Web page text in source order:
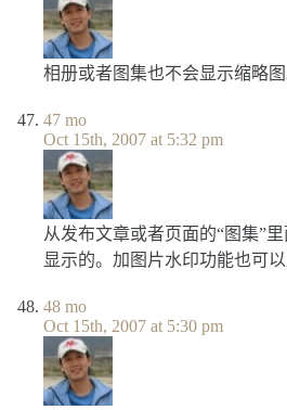
相册或者图集也不会显示缩略图
47 mo
Oct 15th, 2007 at 5:32 pm
从发布文章或者页面的“图集”
显示的。加图片水印功能也可
48 mo
Oct 15th, 2007 at 5:30 pm